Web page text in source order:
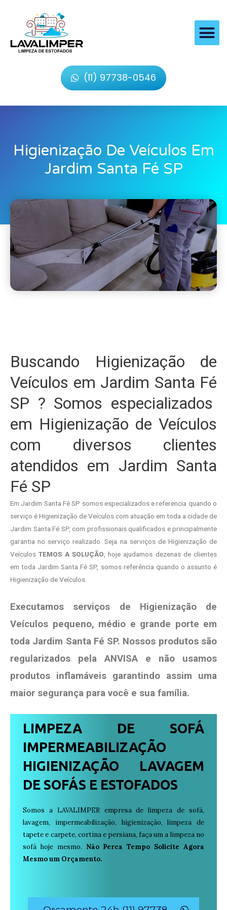
(11) 97738-0546
Higienização De Veículos Em
Jardim Santa Fé SP
Buscando Higienização de
Veículos em Jardim Santa Fé
SP ? Somos especializados
em Higienização de Veículos
com diversos clientes
atendidos em Jardim Santa
Fé SP
Em Jardim Santa Fé SP somos especializados e referencia quando o
serviço é Higienização de Veículos com atuação em toda a cidade de
Jardim Santa Fé SP, com profissionais qualificados e principalmente
garantia no serviço realizado. Seja na serviços de Higienização de
VeículosTEMOS A SOLUÇÃO , hoje ajudamos dezenas de clientes
em toda Jardim Santa Fé SP, somos referência quando o assunto é
Higienização de Veículos.
Executamos serviços de Higienização de
Veículos pequeno, médio e grande porte em
toda Jardim Santa Fé SP. Nossos produtos são
regularizados pela ANVISA e não usamos
produtos inflamáveis garantindo assim uma
maior segurança para você e sua família.
LIMPEZA DE SOFÁ
IMPERMEABILIZAÇÃO
HIGIENIZAÇÃO LAVAGEM
DE SOFÁS E ESTOFADOS
Somos a LAVALIMPER empresa de limpeza de sofá,
lavagem, impermeabilização, higienização, limpeza de
tapete e carpete, cortina e persiana, faça um a limpeza no
sofá hoje mesmo. Não Perca Tempo Solicite Agora
Mesmo um Orçamento.